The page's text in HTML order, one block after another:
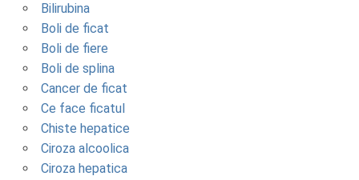
Bilirubina
Boli de ficat
Boli de fiere
Boli de splina
Cancer de ficat
Ce face ficatul
Chiste hepatice
Ciroza alcoolica
Ciroza hepatica